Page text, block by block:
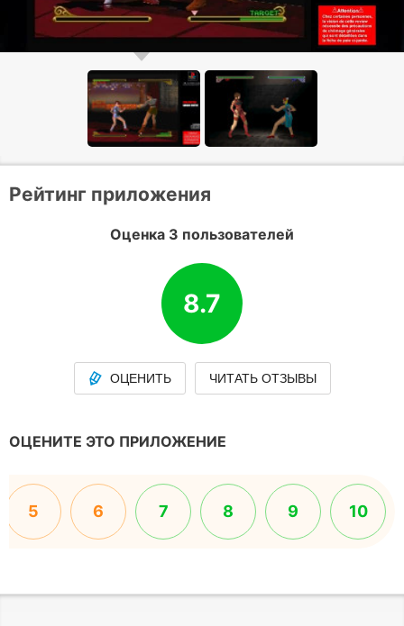
Рейтинг приложения
Оценка 3 пользователей
8.7
ОЦЕНИТЬ ЧИТАТЬ ОТЗЫВЫ
ОЦЕНИТЕ ЭТО ПРИЛОЖЕНИЕ
5 6 7 8 9 10